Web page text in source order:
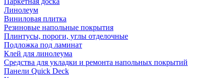
Линолеум
Виниловая плитка
Резиновые напольные покрытия
Плинтусы, пороги, углы отделочные
Подложка под ламинат
Клей для линолеума
Средства для укладки и ремонта напольных покрытий
Панели Quick Deck